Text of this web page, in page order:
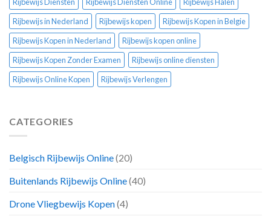
Rijbewijs in Nederland
Rijbewijs kopen
Rijbewijs Kopen in Belgie
Rijbewijs Kopen in Nederland
Rijbewijs kopen online
Rijbewijs Kopen Zonder Examen
Rijbewijs online diensten
Rijbewijs Online Kopen
Rijbewijs Verlengen
CATEGORIES
Belgisch Rijbewijs Online(20)
Buitenlands Rijbewijs Online(40)
Drone Vliegbewijs Kopen(4)